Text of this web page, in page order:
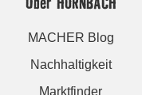
MACHER Blog
Nachhaltigkeit
Marktfinder